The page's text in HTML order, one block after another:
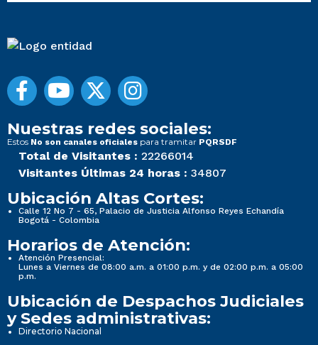
Nuestras redes sociales:
Estos No son canales oficiales para tramitar PQRSDF
Total de Visitantes : 22266014
Visitantes Últimas 24 horas : 34807
Ubicación Altas Cortes:
Calle 12 No 7 - 65, Palacio de Justicia Alfonso Reyes Echandía
Bogotá - Colombia
Horarios de Atención:
Atención Presencial:
Lunes a Viernes de 08:00 a.m. a 01:00 p.m. y de 02:00 p.m. a 05:00
p.m.
Ubicación de Despachos Judiciales
y Sedes administrativas:
Directorio Nacional